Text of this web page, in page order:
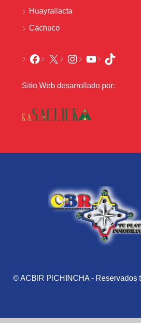
Huayrallacta
Cachuco
Sitio Web desarrollado por:
© ACBIR PICHINCHA - Reservados